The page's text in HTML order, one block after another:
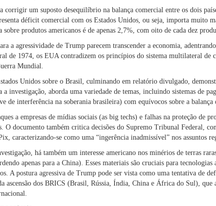
um suposto desequilíbrio na balança comercial entre os dois
déficit comercial com os Estados Unidos, ou seja, importa muito
produtos americanos é de apenas 2,7%, com oito de cada dez
a agressividade de Trump parecem transcender a economia,
de 1974, os EUA contradizem os princípios do sistema multilateral de
Mundial.
Unidos sobre o Brasil, culminando em relatório divulgado,
a investigação, aborda uma variedade de temas, incluindo sistemas de
de interferência na soberania brasileira) com equívocos sobre a balança
a empresas de mídias sociais (as big techs) e falhas na proteção de
O documento também critica decisões do Supremo Tribunal Federal,
caracterizando-se como uma “ingerência inadmissível” nos assuntos
há também um interesse americano nos minérios de terras
apenas para a China). Esses materiais são cruciais para tecnologias
A postura agressiva de Trump pode ser vista como uma tentativa de
ascensão dos BRICS (Brasil, Rússia, Índia, China e África do Sul), que